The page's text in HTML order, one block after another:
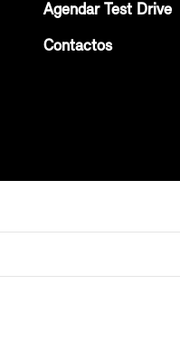
Agendar Test Drive
Contactos